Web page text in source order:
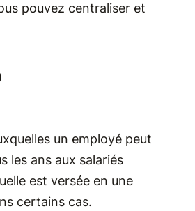
pouvez centraliser et
un employé peut
les ans aux salariés
est versée en une
certains cas.